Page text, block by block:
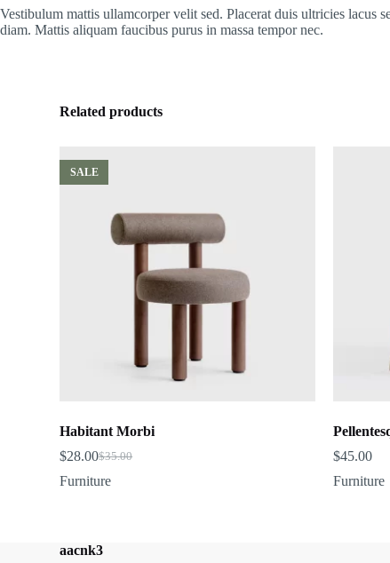
Vestibulum mattis ullamcorper velit sed. Placerat duis ultricies lacus
diam. Mattis aliquam faucibus purus in massa tempor nec.
Related products
SALE
Habitant Morbi
$35.00
Original
price
$28.00Current
price
Furniture
$45.00
Furniture
aacnk3